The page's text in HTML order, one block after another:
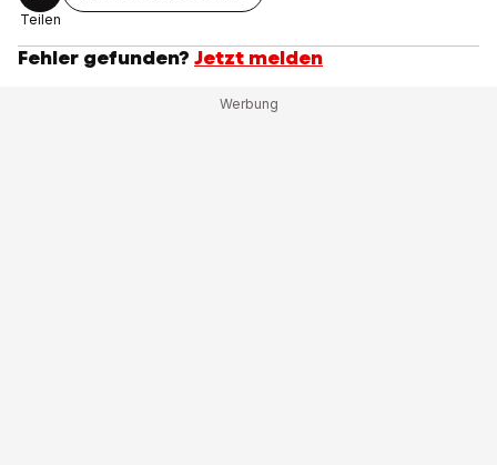
Teilen
Fehler gefunden? Jetzt melden